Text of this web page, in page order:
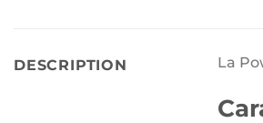
DESCRIPTION La